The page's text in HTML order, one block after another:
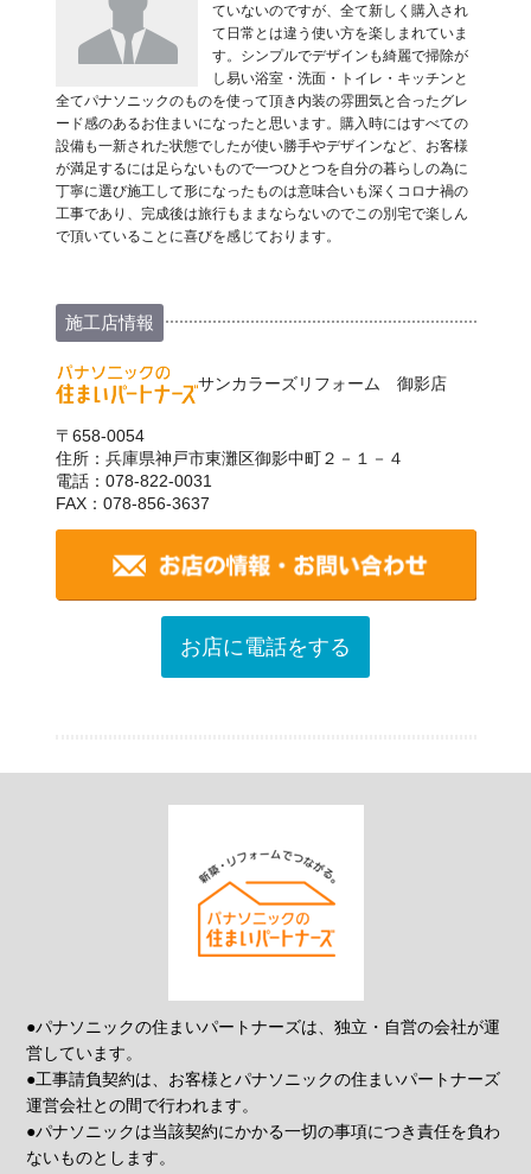
ていないのですが、全て新しく購入され
て日常とは違う使い方を楽しまれていま
す。シンプルでデザインも綺麗で掃除が
し易い浴室・洗面・トイレ・キッチンと
全てパナソニックのものを使って頂き内装の雰囲気と合ったグレ
ード感のあるお住まいになったと思います。購入時にはすべての
設備も一新された状態でしたが使い勝手やデザインなど、お客様
が満足するには足らないもので一つひとつを自分の暮らしの為に
丁寧に選び施工して形になったものは意味合いも深くコロナ禍の
工事であり、完成後は旅行もままならないのでこの別宅で楽しん
で頂いていることに喜びを感じております。
施工店情報
サンカラーズリフォーム 御影店
〒658-0054
住所：兵庫県神戸市東灘区御影中町２－１－４
電話：078-822-0031
FAX：078-856-3637
お店に電話をする
●パナソニックの住まいパートナーズは、独立・自営の会社が運
営しています。
●工事請負契約は、お客様とパナソニックの住まいパートナーズ
運営会社との間で行われます。
●パナソニックは当該契約にかかる一切の事項につき責任を負わ
ないものとします。